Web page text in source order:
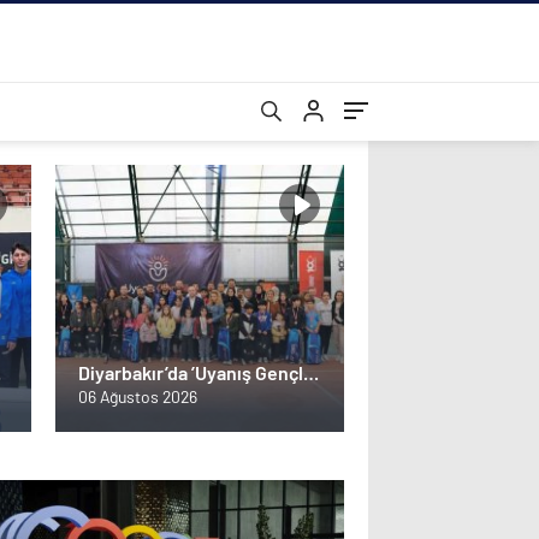
Diyarbakır’da ’Uyanış Gençlik
2. Tenis Turnuvası’ sona erdi
06 Ağustos 2026